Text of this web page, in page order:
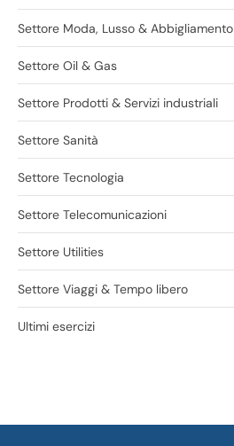
Settore Moda, Lusso & Abbigliamento
Settore Oil & Gas
Settore Prodotti & Servizi industriali
Settore Sanità
Settore Tecnologia
Settore Telecomunicazioni
Settore Utilities
Settore Viaggi & Tempo libero
Ultimi esercizi